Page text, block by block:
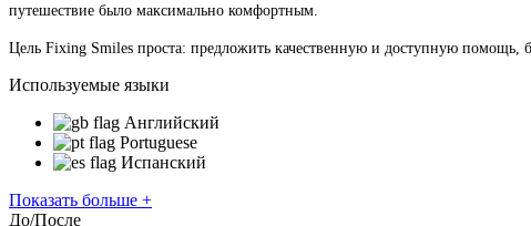
путешествие было максимально комфортным.
Цель Fixing Smiles проста: предложить качественную и доступную помощь,
Используемые языки
Английский
Portuguese
Испанский
Показать больше +
До/После